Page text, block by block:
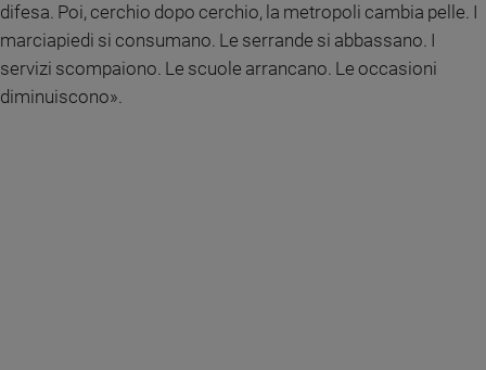
e
giovani
difesa. Poi, cerchio dopo cerchio, la metropoli cambia pelle. I
marciapiedi si consumano. Le serrande si abbassano. I
servizi scompaiono. Le scuole arrancano. Le occasioni
diminuiscono».